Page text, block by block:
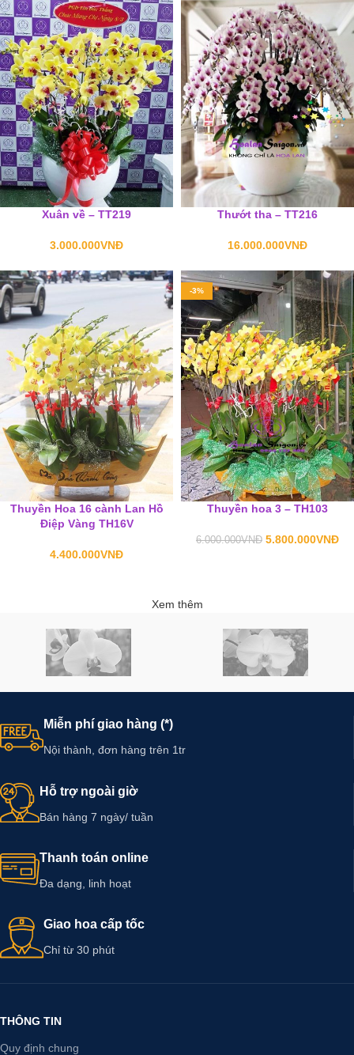
Xuân về – TT219
3.000.000VNĐ
Thướt tha – TT216
16.000.000VNĐ
Thuyền Hoa 16 cành Lan Hồ
Điệp Vàng TH16V
4.400.000VNĐ
-3%
Thuyền hoa 3 – TH103
6.000.000VNĐ 5.800.000VNĐ
Xem thêm
Miễn phí giao hàng (*)
Nội thành, đơn hàng trên 1tr
Hỗ trợ ngoài giờ
Bán hàng 7 ngày/ tuần
Thanh toán online
Đa dạng, linh hoạt
Giao hoa cấp tốc
Chỉ từ 30 phút
THÔNG TIN
Quy định chung